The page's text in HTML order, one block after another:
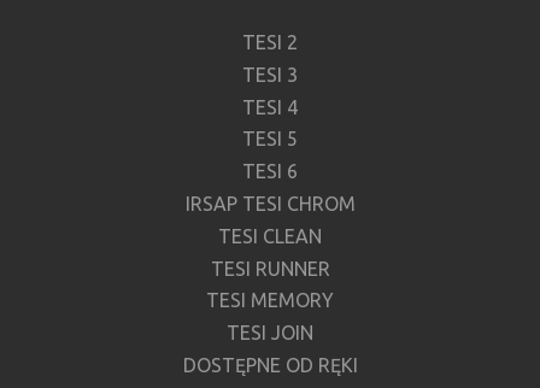
TESI 2
TESI 3
TESI 4
TESI 5
TESI 6
IRSAP TESI CHROM
TESI CLEAN
TESI RUNNER
TESI MEMORY
TESI JOIN
DOSTĘPNE OD RĘKI